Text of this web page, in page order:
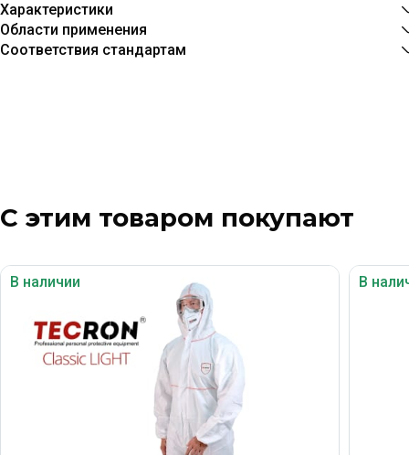
Характеристики
Области применения
Соответствия стандартам
С этим товаром покупают
В наличии В